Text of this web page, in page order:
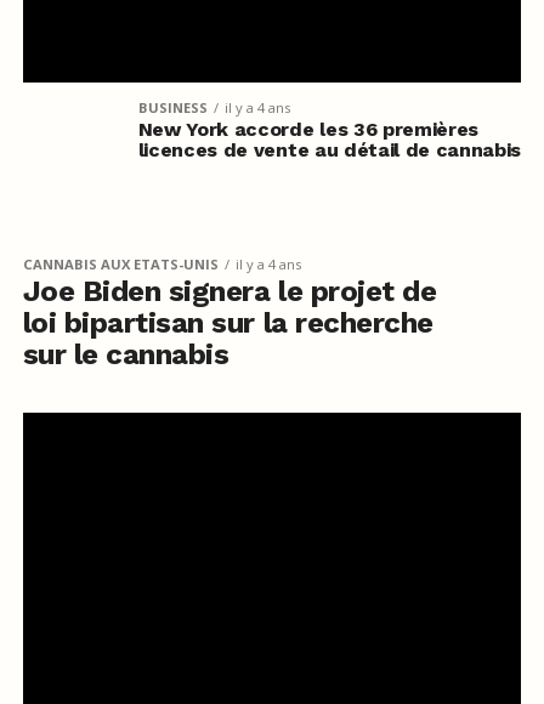
BUSINESS il y a 4 ans
New York accorde les 36 premières
licences de vente au détail de cannabis
CANNABIS AUX ETATS-UNIS il y a 4 ans
Joe Biden signera le projet de
loi bipartisan sur la recherche
sur le cannabis